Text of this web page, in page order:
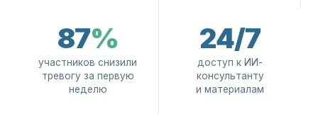
87%
участников снизили
тревогу за первую
неделю
24/7
доступ к ИИ-
консультанту
и материалам